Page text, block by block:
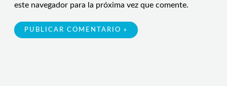
este navegador para la próxima vez que comente.